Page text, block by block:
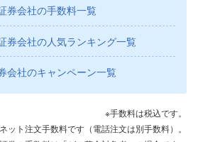
券会社の手数料一覧
券会社の人気ランキング一覧
会社のキャンペーン一覧
※手数料は税込です。
ット注文手数料です（電話注文は別手数料）。